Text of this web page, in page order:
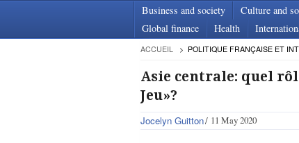
Business and society Culture and
Global finance
Health
ACCUEIL POLITIQUE FRANÇAISE ET
Asie centrale: quel
Jeu»?
Jocelyn Guitton 11 May 2020